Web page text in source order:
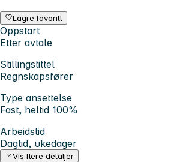
Lagre favoritt
Oppstart
Etter avtale
Stillingstittel
Regnskapsfører
Type ansettelse
Fast, heltid 100%
Arbeidstid
Dagtid, ukedager
Vis flere detaljer